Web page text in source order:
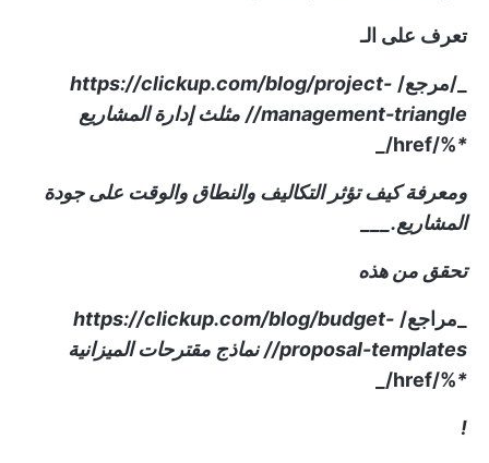
تعرف على الـ
_/مرجع/ https://clickup.com/blog/project-
management-triangle//
مثلث إدارة المشاريع
*
%/href/_
ومعرفة كيف تؤثر التكاليف والنطاق والوقت على جودة
المشاريع.___
تحقق من هذه
_مراجع/ https://clickup.com/blog/budget-
proposal-templates//
نماذج مقترحات الميزانية
*
%/href/_
!